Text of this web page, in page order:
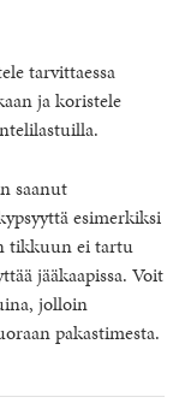
tarvittaessa
ja koristele
saanut
esimerkiksi
tikkuun ei tartu
jääkaapissa. Voit
jolloin
pakastimesta.